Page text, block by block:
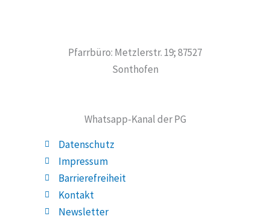
Datenschutz
Impressum
Barrierefreiheit
Kontakt
Newsletter
Pfarrbüro: Metzlerstr. 19; 87527
Sonthofen
Whatsapp-Kanal der PG